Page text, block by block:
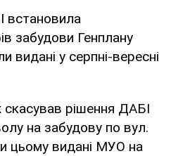
встановила
забудови Генплану
видані у серпні-вересні
рішення ДАБІ
на забудову по вул.
цьому видані МУО на